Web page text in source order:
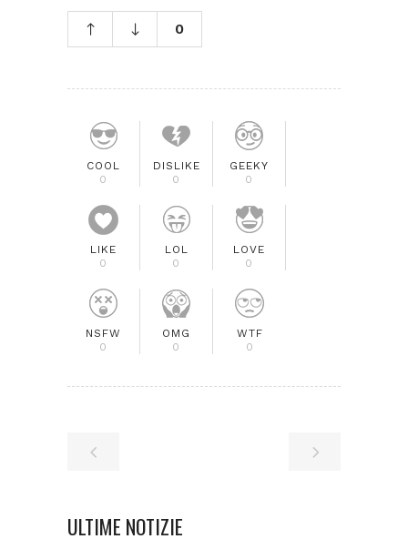
0
COOL
0
DISLIKE
0
GEEKY
0
LIKE
0
LOL
0
LOVE
0
NSFW
0
OMG
0
WTF
0
ULTIME NOTIZIE